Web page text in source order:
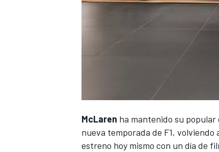
McLaren ha mantenido su popular
nueva temporada de F1,
estreno hoy mismo con un día de